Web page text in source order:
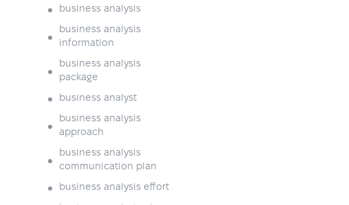
business analysis
business analysis
information
business analysis
package
business analyst
business analysis
approach
business analysis
communication plan
business analysis effort